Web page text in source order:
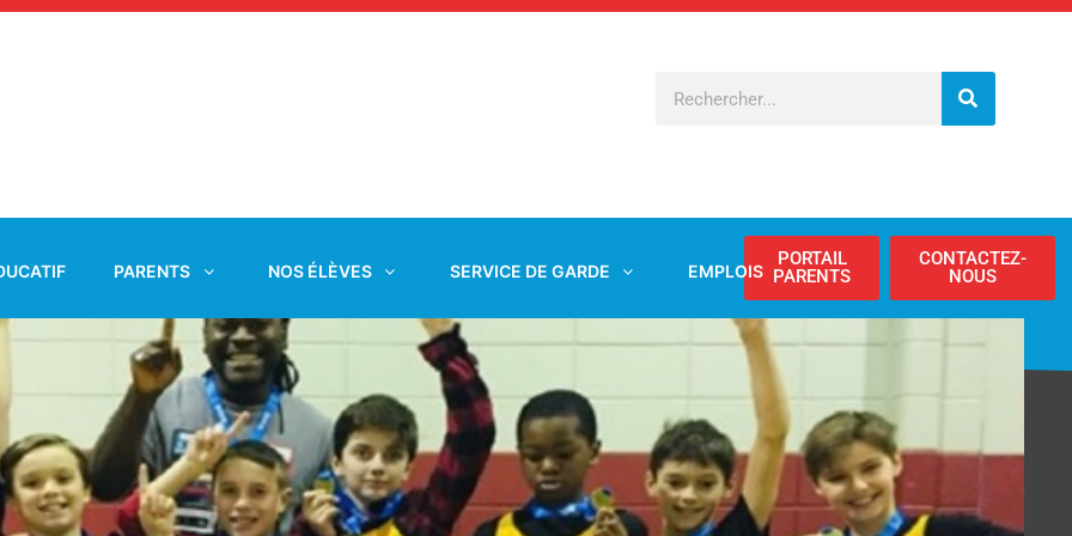
PARENTS NOS ÉLÈVES SERVICE DE GARDE EMPLOIS
PORTAIL
PARENTS
CONTACTEZ-
NOUS